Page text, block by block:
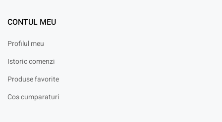
CONTUL MEU
Profilul meu
Istoric comenzi
Produse favorite
Cos cumparaturi